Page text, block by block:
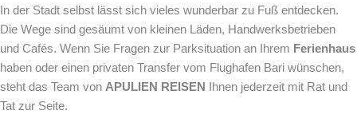
In der Stadt selbst lässt sich vieles wunderbar zu Fuß entdecken.
Die Wege sind gesäumt von kleinen Läden, Handwerksbetrieben
und Cafés. Wenn Sie Fragen zur Parksituation an Ihrem Ferienhaus
haben oder einen privaten Transfer vom Flughafen Bari wünschen,
steht das Team von APULIEN REISEN
Ihnen jederzeit mit Rat und
Tat zur Seite.